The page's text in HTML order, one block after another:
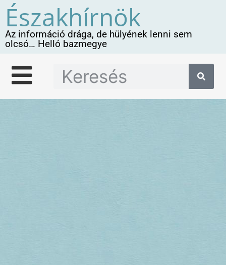
Északhírnök
Az információ drága, de hülyének lenni sem
olcsó… Helló bazmegye